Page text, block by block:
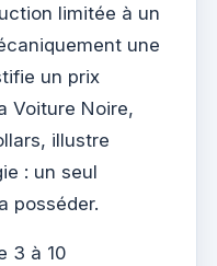
limitée à un
une
un prix
Voiture Noire,
illustre
: un seul
posséder.
3 à 10